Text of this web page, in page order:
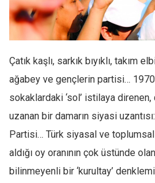
Facebook
Instagram
Editörden
Kemal Özer
Mahmut Toptaş
Yvonne Ridley
Barış Tarımcıoğlu
Çatık kaşlı, sarkık bıyıklı, takım
ağabey ve gençlerin partisi…
sokaklardaki ‘sol’ istilaya
uzanan bir damarın siyasi
Partisi… Türk siyasal ve toplumsal
aldığı oy oranının çok üstünde
bilinmeyenli bir ‘kurultay’